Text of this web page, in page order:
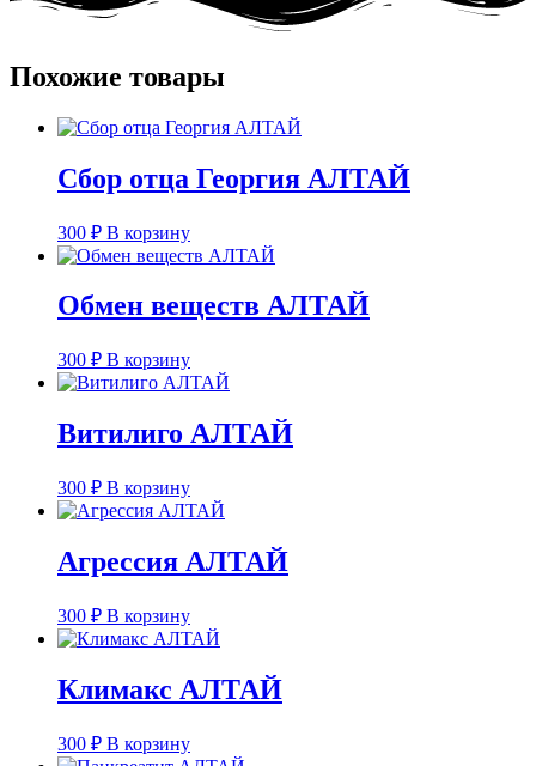
Похожие товары
Сбор отца Георгия АЛТАЙ
300 ₽ В корзину
Обмен веществ АЛТАЙ
300 ₽ В корзину
Витилиго АЛТАЙ
300 ₽ В корзину
Агрессия АЛТАЙ
300 ₽ В корзину
Климакс АЛТАЙ
300 ₽ В корзину